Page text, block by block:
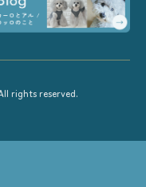
rights reserved.